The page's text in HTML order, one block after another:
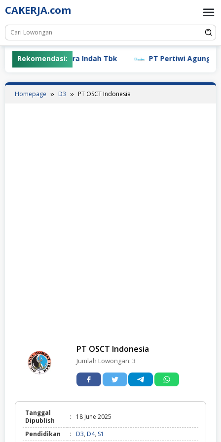
Skip
to
content
CAKERJA.com
Rekomendasi:
PT Mayora Indah Tbk PT Pertiwi Agung
Homepage D3 PT OSCT Indonesia
PT OSCT Indonesia
Jumlah Lowongan: 3
Tanggal
Dipublish
: 18 June 2025
Pendidikan : D3, D4, S1